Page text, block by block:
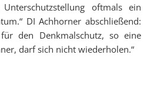
oftmals ein
DI Achhorner abschließend:
den Denkmalschutz, so eine
darf sich nicht wiederholen.“